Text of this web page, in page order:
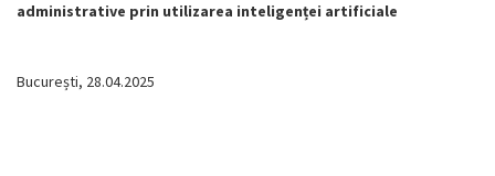
administrative prin utilizarea inteligenței artificiale
București, 28.04.2025